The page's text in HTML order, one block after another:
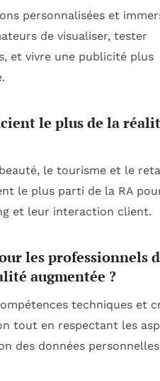
personnalisées et
de visualiser, tester
et vivre une publicité plus
le plus de la
le tourisme et le
le plus parti de la RA
et leur interaction client.
les professionnels
augmentée ?
techniques et
tout en respectant les
des données